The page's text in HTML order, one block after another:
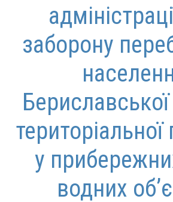
заборону
Бериславської
у
водних